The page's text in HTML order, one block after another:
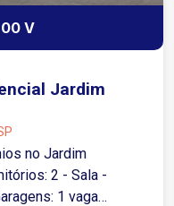
V
Jardim
no Jardim
2 - Sala -
1 vaga